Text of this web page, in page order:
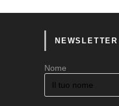
NEWSLETTER
Nome